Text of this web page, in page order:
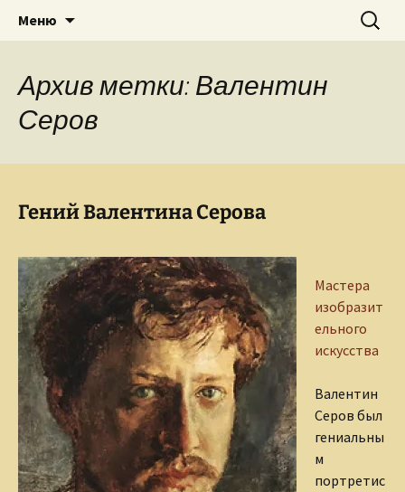
Сайт Ольги Грибановой
Творческое пространство писателя,
поэта, публициста, литературоведа
Ольги Грибановой
Меню Найти:
Архив метки: Валентин
Серов
Гений Валентина Серова
Мастера
изобразит
ельного
искусства
Валентин
Серов был
гениальны
м
портретис